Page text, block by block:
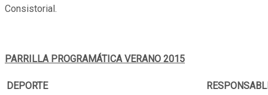
Consistorial.
PARRILLA PROGRAMÁTICA VERANO 2015
DEPORTE